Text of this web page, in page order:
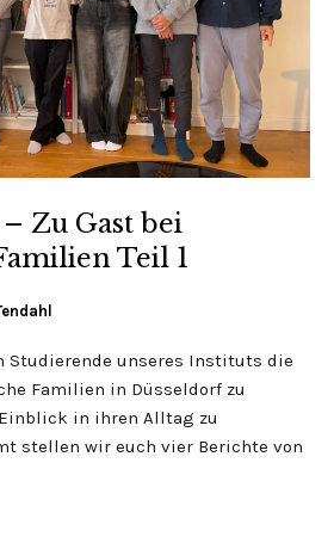
– Zu Gast bei
Teil 1
Studierende unseres Instituts die
Familien in Düsseldorf zu
in ihren Alltag zu
stellen wir euch vier Berichte von